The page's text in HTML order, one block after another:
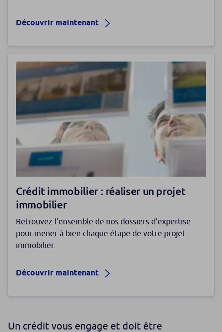
Découvrir maintenant
Crédit immobilier : réaliser un projet
immobilier
Retrouvez l’ensemble de nos dossiers d’expertise
pour mener à bien chaque étape de votre projet
immobilier.
Découvrir maintenant
Un crédit vous engage et doit être